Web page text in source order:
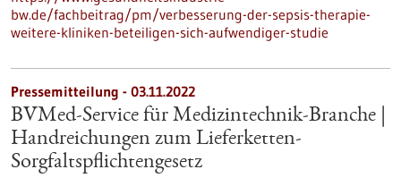
bw.de/fachbeitrag/pm/verbesserung-der-sepsis-therapie-
weitere-kliniken-beteiligen-sich-aufwendiger-studie
Pressemitteilung - 03.11.2022
BVMed-Service für Medizintechnik-Branche |
Handreichungen zum Lieferketten-
Sorgfaltspflichtengesetz